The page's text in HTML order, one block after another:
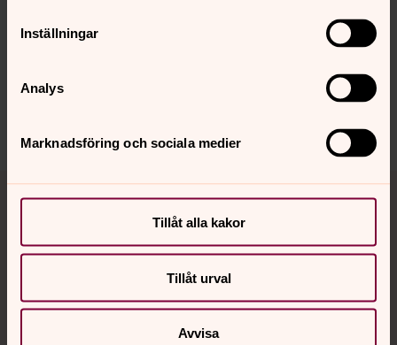
Inställningar
Analys
Marknadsföring och sociala medier
Tillåt alla kakor
Tillåt urval
Avvisa
innehåll?
Dela